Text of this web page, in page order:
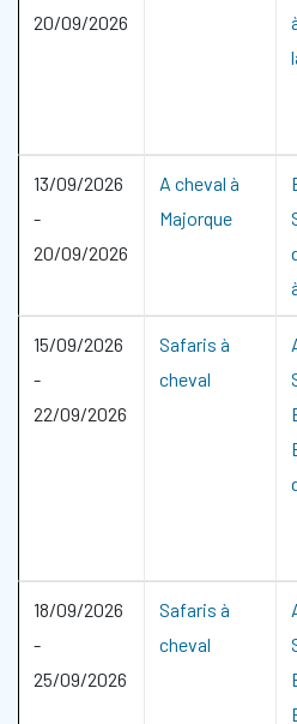
20/09/2026
13/09/2026
-
20/09/2026
A cheval à
Majorque
15/09/2026
-
22/09/2026
Safaris à
cheval
18/09/2026
-
25/09/2026
Safaris à
cheval